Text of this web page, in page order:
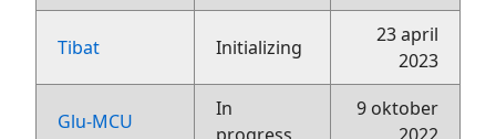
Tibat Initializing
23 april
2023
Glu-MCU
In
progress
9 oktober
2022